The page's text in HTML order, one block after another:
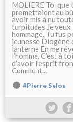
MOLIERE Toi que
promettaient au
avoir mis à nu
turpitudes Je veux
hommage. Tu fus
jeunesse Diogène
lanterne En me
l’homme. C’est à
d’avoir l’esprit
Comment...
#Pierre Selos